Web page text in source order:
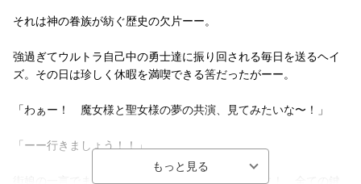
それは神の眷族が紡ぐ歴史の欠片ーー。
強過ぎてウルトラ自己中の勇士達に振り回される毎日を送るヘイ
ズ。その日は珍しく休暇を満喫できる筈だったがーー。
「わぁー！ 魔女様と聖女様の夢の共演、見てみたいな〜！」
「ーー行きましょう！！」
街娘の一言でまさかの聖女とパーティを組むことに！ 全ての鍵